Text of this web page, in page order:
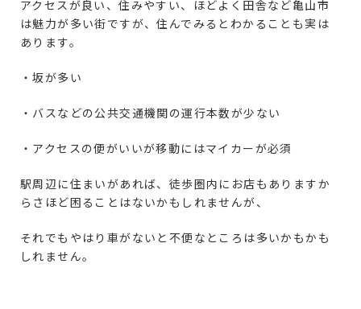
アクセスが良い、住みやすい、ほどよく田舎など亀山市
は魅力が多い街ですが、住んでみるとわかることも実は
あります。
・坂が多い
・バスなどの公共交通機関の運行本数が少ない
・アクセスの便がいいが移動にはマイカーが必須
駅周辺に住まいがあれば、徒歩圏内にお店もありますか
らさほど困ることはないかもしれませんが、
それでもやはり車がないと不便なところは多いかもかも
しれません。